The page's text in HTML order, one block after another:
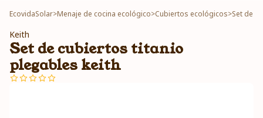
EcovidaSolar>Menaje de cocina ecológico>Cubiertos ecológicos>Set de
Keith
Set de cubiertos titanio
plegables keith